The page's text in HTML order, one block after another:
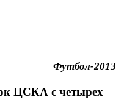
Футбол-2013
ЦСКА с четырех